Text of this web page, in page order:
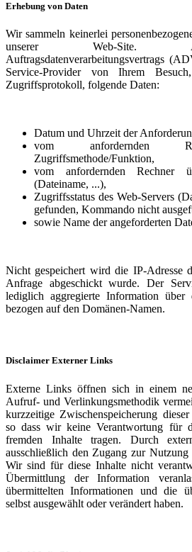
Erhebung von Daten
Wir sammeln keinerlei
unserer Web-Site.
Auftragsdatenverarbeitungsvertrags
Service-Provider von Ihrem
Zugriffsprotokoll, folgende Daten:
Datum und Uhrzeit der
vom anfordernden
Zugriffsmethode/Funktion,
vom anfordernden Rechner
(Dateiname, ...),
Zugriffsstatus des Web-Servers
gefunden, Kommando nicht
sowie Name der angeforderten
Nicht gespeichert wird die IP-Adresse
Anfrage abgeschickt wurde. Der
lediglich aggregierte Information
bezogen auf den Domänen-Namen.
Disclaimer Externer Links
Externe Links öffnen sich in einem
Aufruf- und Verlinkungsmethodik
kurzzeitige Zwischenspeicherung
so dass wir keine Verantwortung für
fremden Inhalte tragen. Durch
ausschließlich den Zugang zur
Wir sind für diese Inhalte nicht
Übermittlung der Information
übermittelten Informationen und die
selbst ausgewählt oder verändert haben.